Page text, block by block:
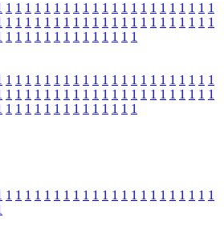
1 1 1 1 1 1 1 1 1 1 1 1 1 1 1 1 1 1 1 1 1 1
1 1 1 1 1 1 1 1 1 1 1 1 1 1 1 1 1 1 1 1 1 1
1 1 1 1 1 1 1 1 1 1 1 1 1 1
1 1 1 1 1 1 1 1 1 1 1 1 1 1 1 1 1 1 1 1 1 1
1 1 1 1 1 1 1 1 1 1 1 1 1 1 1 1 1 1 1 1 1 1
1 1 1 1 1 1 1 1 1 1 1 1 1 1
1 1 1 1 1 1 1 1 1 1 1 1 1 1 1 1 1 1 1 1 1 1